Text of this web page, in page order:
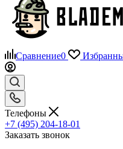
Сравнение0
Телефоны
+7 (495) 204-18-01
Заказать звонок